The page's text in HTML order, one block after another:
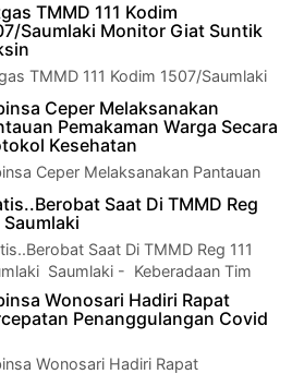
TMMD 111 Kodim
Saumlaki Monitor Giat Suntik
TMMD 111 Kodim 1507/Saumlaki
Giat Suntik Vaksin Alusi Batjas
pemuliha…
Ceper Melaksanakan
Pemakaman Warga Secara
Kesehatan
Ceper Melaksanakan Pantauan
Warga Secara Protokol
Koramil 23/Ceper Kodim 07…
Saat Di TMMD Reg
Saumlaki
Saat Di TMMD Reg 111
Saumlaki - Keberadaan Tim
kegiatan yang…
Wonosari Hadiri Rapat
Penanggulangan Covid
Wonosari Hadiri Rapat